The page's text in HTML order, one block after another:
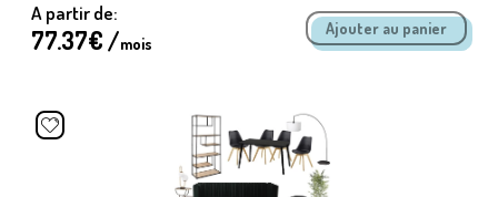
A partir de:
77.37€ /mois